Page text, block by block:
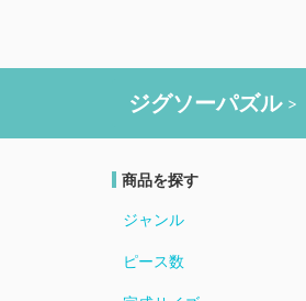
ジグソーパズル
商品を探す
ジャンル
ピース数